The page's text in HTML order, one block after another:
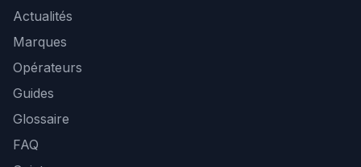
Actualités
Marques
Opérateurs
Guides
Glossaire
FAQ